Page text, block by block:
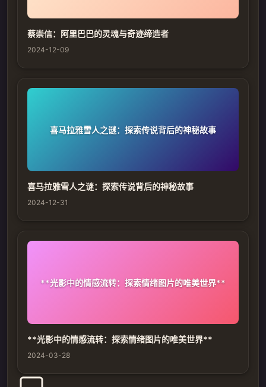
蔡崇信：阿里巴巴的灵魂与奇迹缔造者
2024-12-09
喜马拉雅雪人之谜：探索传说背后的神秘故事
喜马拉雅雪人之谜：探索传说背后的神秘故事
2024-12-31
**光影中的情感流转：探索情绪图片的唯美世界**
**光影中的情感流转：探索情绪图片的唯美世界**
2024-03-28